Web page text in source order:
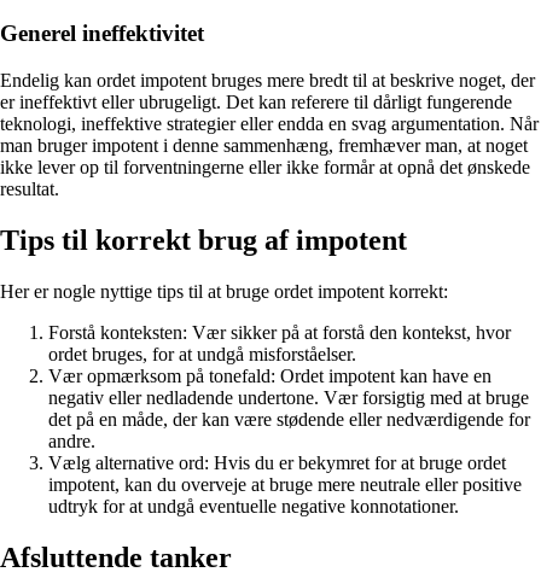
Generel ineffektivitet
Endelig kan ordet impotent bruges mere bredt til at beskrive noget, der
er ineffektivt eller ubrugeligt. Det kan referere til dårligt fungerende
teknologi, ineffektive strategier eller endda en svag argumentation. Når
man bruger impotent i denne sammenhæng, fremhæver man, at noget
ikke lever op til forventningerne eller ikke formår at opnå det ønskede
resultat.
Tips til korrekt brug af impotent
Her er nogle nyttige tips til at bruge ordet impotent korrekt:
Forstå konteksten: Vær sikker på at forstå den kontekst, hvor
ordet bruges, for at undgå misforståelser.
Vær opmærksom på tonefald: Ordet impotent kan have en
negativ eller nedladende undertone. Vær forsigtig med at bruge
det på en måde, der kan være stødende eller nedværdigende for
andre.
Vælg alternative ord: Hvis du er bekymret for at bruge ordet
impotent, kan du overveje at bruge mere neutrale eller positive
udtryk for at undgå eventuelle negative konnotationer.
Afsluttende tanker